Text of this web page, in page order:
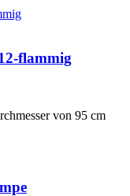
flammig
von 95 cm